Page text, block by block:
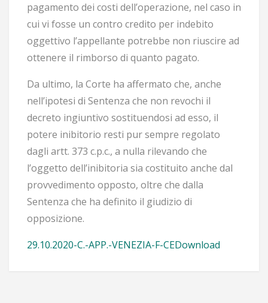
pagamento dei costi dell’operazione, nel caso in
cui vi fosse un contro credito per indebito
oggettivo l’appellante potrebbe non riuscire ad
ottenere il rimborso di quanto pagato.
Da ultimo, la Corte ha affermato che, anche
nell’ipotesi di Sentenza che non revochi il
decreto ingiuntivo sostituendosi ad esso, il
potere inibitorio resti pur sempre regolato
dagli artt. 373 c.p.c., a nulla rilevando che
l’oggetto dell’inibitoria sia costituito anche dal
provvedimento opposto, oltre che dalla
Sentenza che ha definito il giudizio di
opposizione.
29.10.2020-C.-APP.-VENEZIA-F-CEDownload